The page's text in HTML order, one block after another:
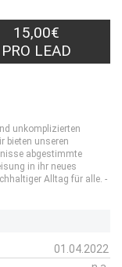
15,00€
PRO LEAD
unkomplizierten
bieten unseren
abgestimmte
in ihr neues
Alltag für alle. -
01.04.2022